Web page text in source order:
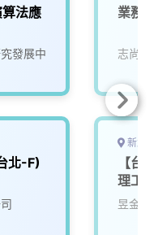
法應
發展中
北-F)
業務
志尚儀
新北
【台
理工
昱金生